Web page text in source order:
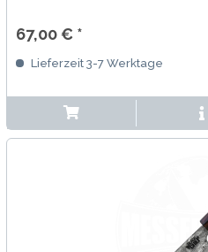
67,00 € *
Lieferzeit 3-7 Werktage